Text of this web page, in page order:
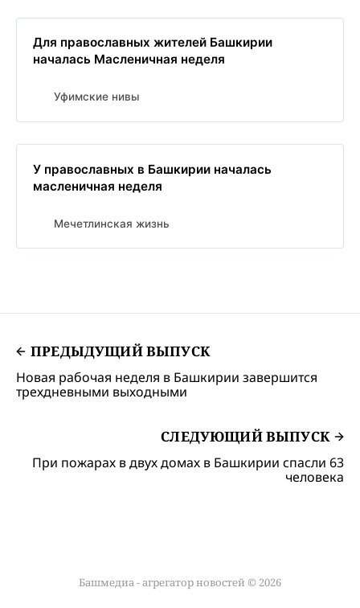
Для православных жителей Башкирии
началась Масленичная неделя
Уфимские нивы
У православных в Башкирии началась
масленичная неделя
Мечетлинская жизнь
ПРЕДЫДУЩИЙ ВЫПУСК
Новая рабочая неделя в Башкирии завершится
трехдневными выходными
СЛЕДУЮЩИЙ ВЫПУСК
При пожарах в двух домах в Башкирии спасли 63
человека
Башмедиа - агрегатор новостей © 2026